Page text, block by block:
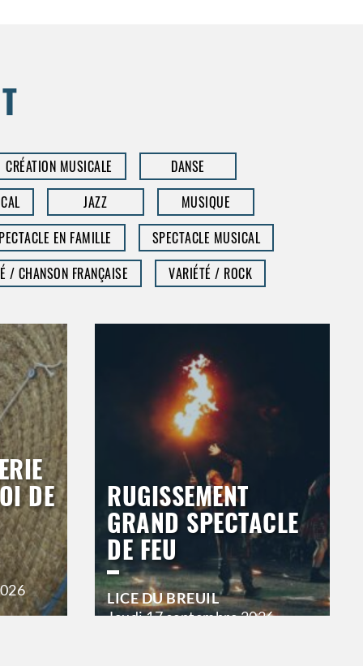
CRÉATION MUSICALE
DANSE
JAZZ
MUSIQUE
EN FAMILLE
SPECTACLE MUSICAL
/ CHANSON FRANÇAISE VARIÉTÉ / ROCK
DE RUGISSEMENT
GRAND SPECTACLE
DE FEU
LICE DU BREUIL
Jeudi17 septembre 2026